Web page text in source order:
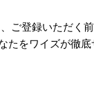
ご登録いただく前
たをワイズが徹